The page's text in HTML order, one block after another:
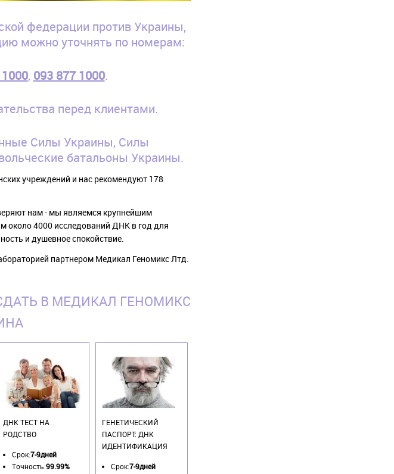
федерации против Украины,
можно уточнять по номерам:
, 093 877 1000.
перед клиентами.
Силы Украины, Силы
батальоны Украины.
учреждений и нас рекомендуют 178
нам - мы являемся крупнейшим
4000 исследований ДНК в год для
и душевное спокойствие.
партнером Медикал Геномикс Лтд.
В МЕДИКАЛ ГЕНОМИКС
ДНК ТЕСТ НА
РОДСТВО
Срок:7-9дней
Точность:99.99%
ГЕНЕТИЧЕСКИЙ
ПАСПОРТ: ДНК
ИДЕНТИФИКАЦИЯ
Срок:7-9дней